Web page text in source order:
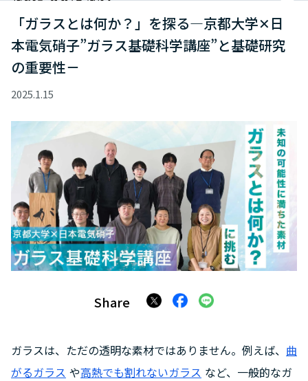
「ガラスとは何か？」を探る―京都大学✕日
本電気硝子”ガラス基礎科学講座”と基礎研究
の重要性－
2025.1.15
Share
ガラスは、ただの透明な素材ではありません。例えば、 曲
がるガラス や高熱でも割れないガラス など、一般的なガ